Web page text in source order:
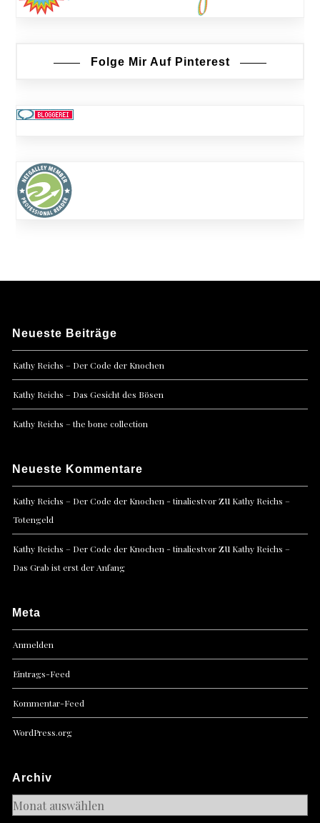
Folge Mir Auf Pinterest
Neueste Beiträge
Kathy Reichs – Der Code der Knochen
Kathy Reichs – Das Gesicht des Bösen
Kathy Reichs – the bone collection
Neueste Kommentare
Kathy Reichs – Der Code der Knochen - tinaliestvorzu Kathy Reichs –
Totengeld
Kathy Reichs – Der Code der Knochen - tinaliestvorzu Kathy Reichs –
Das Grab ist erst der Anfang
Meta
Anmelden
Eintrags-Feed
Kommentar-Feed
WordPress.org
Archiv
Archiv